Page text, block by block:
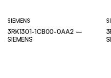
SIEMENS
3RK1301-1CB00-0AA2 –
SIEMENS